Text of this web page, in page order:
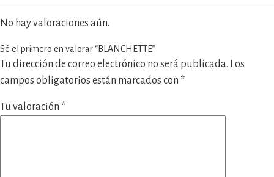
No hay valoraciones aún.
Sé el primero en valorar “BLANCHETTE”
Tu dirección de correo electrónico no será publicada. Los
campos obligatorios están marcados con *
Tu valoración *